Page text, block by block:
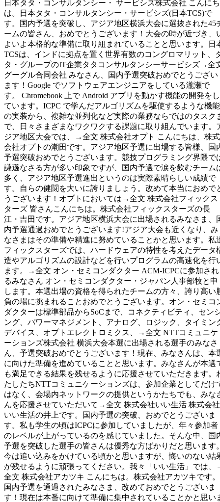
日本タタ・コンサルタンシー・ サービシズ株式会社 こんにち
は。日本タタ・コンサルタンシー・サービシズ(日本TCS)で
す。国内予選を突破し、アジア地区横浜大会に選抜された45
ームの皆さん、おめでとうございます！大会の時が近づき、
よいよ本格的な準備に取り組まれていることと思います。日
TCSは、インドに拠点を置く世界有数のコングロマリット、
タ・グループのIT企業タタコンサルタンシーサービシズ→全
グーグル合同会社 みなさん、国内予選突破おめでとうござい
ます！Google でソフトウェアエンジニアをしている瀧瀬で
す。 Chromebook 上で Android アプリを動かす機能の開発をし
ています。ICPC で学んだアルゴリズムを駆使するような機能
の実装から、複雑な並列化など実際の業務ならではのタスク
で、日々さまざまなワクワクする課題に取り組んでいます。
ジア地区大会では、→全文 株式会社オプト こんにちは、株式
会社オプトの潮田です。アジア地区予選に出場する皆様、国
予選突破おめでとうございます。競技プログラミング界隈で
謙遜なさる方が多い印象ですが、国内予選で涙を飲むチーム
多く、アジア地区予選進出というのは実際素晴らしい成績で
す。自らの健闘を大いに誇りましょう。改めて本当におめで
うございます！オプトにおいては→全文 株式会社フィックス
ターズ 皆さんこんにちは。株式会社フィックスターズの長
江・吉田です。アジア地区横浜大会に出場されるみなさま、
内予選通過おめでとうございます!アジア大会も近くなり、み
なさまはその準備や精進に努めていることかと思います。私
フィックスターズでは、ハードウェアの特性を考えたデータ
造やアルゴリズムの設計などを行いプログラムの高速化を行
ます。→全文 オン・セミコンダクター ACM-ICPCに参加され
るみなさん オン・セミコンダクター・ジャパン人事部牧と申
します。本選出場の資格を得られたチームの方々、誇り高い
負の場に挑まれることおめでとうございます。オン・セミコ
ダクターは標準部品からSoCまで、コネクティビティ、セン
ング、パワーマネジメント、アナログ、ロジック、タイミン
デバイス、オプトエレクトロミクス、→全文 NTTコミュニケ
ーションズ株式会社 横浜大会本選に出場される選手のみなさ
ん、予選突破おめでとうございます！現在、みなさんは、本
に向けた準備を進めていることと思います。みなさんが本選
も満足できる結果を残せるように応援させていただきます。
たしたちNTTコミュニケーションズは、参加企業としてだけ
はなく、会場内ネットワークの提供というかたちでも、みな
んを応援させていただいて→全文 株式会社いい生活 株式会社
いい生活の井上です。国内予選の突破、おめでとうございま
す。私も学生の頃はICPCに参加していましたが、年々参加者
のレベルが上がっているのを感じていました。そんな中、国
予選を突破した選手の皆さんは優秀な方ばかりだと思います
今は追い込みをかけている頃かと思いますが、悔いのない結
が残せるように頑張ってください。我々「いい生活」では
全文 株式会社アカツキ こんにちは。株式会社アカツキです。
国内予選を通過されたみなさま、改めておめでとうございま
す！現在は本番に向けて準備に集中されていることかと思い